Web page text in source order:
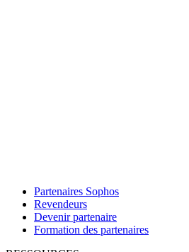
Partenaires Sophos
Revendeurs
Devenir partenaire
Formation des partenaires